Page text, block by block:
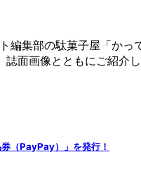
編集部の駄菓子屋「か
面画像とともにご紹介し
（PayPay）」を発行！